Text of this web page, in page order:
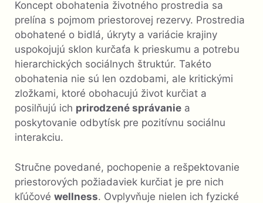
Koncept obohatenia životného prostredia sa
prelína s pojmom priestorovej rezervy. Prostredia
obohatené o bidlá, úkryty a variácie krajiny
uspokojujú sklon kurčaťa k prieskumu a potrebu
hierarchických sociálnych štruktúr. Takéto
obohatenia nie sú len ozdobami, ale kritickými
zložkami, ktoré obohacujú život kurčiat a
posilňujú ich prirodzené správanie a
poskytovanie odbytísk pre pozitívnu sociálnu
interakciu.
Stručne povedané, pochopenie a rešpektovanie
priestorových požiadaviek kurčiat je pre nich
kľúčové wellness. Ovplyvňuje nielen ich fyzické